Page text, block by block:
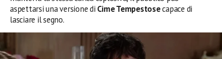
aspettarsi una versione di Cime Tempestosecapace di
lasciare il segno.